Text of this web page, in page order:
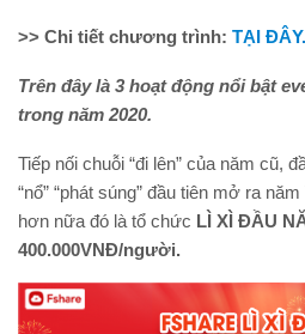
>> Chi tiết chương trình: TẠI ĐÂY.
Trên đây là 3 hoạt động nổi bật
trong năm 2020.
Tiếp nối chuỗi “đi lên” của năm cũ,
“nổ” “phát súng” đầu tiên mở ra
hơn nữa đó là tổ chức LÌ XÌ ĐẦU
400.000VNĐ/người.